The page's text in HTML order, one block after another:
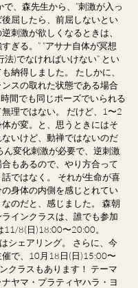
で、森先生から、”刺激が入っ
屈したら、前屈しないとい
刺激が欲しくなるときは、
ぎる。” “アサナ自体が冥想
法)でなければいけない” とい
納得しました。 たしかに、
スの取れた状態である場合
間でも同じポーズでいられる
理ではない。 だけど、1〜2
が変。と、思うときにはそ
いけど、動禅ではないのだ
ん変化刺激が必要で、逆刺激
もあるので、やり方合って
ではなく。 それが生命が喜
身体の内側を感じとれてい
のだと、感じました。 森朝
インクラスは、誰でも参加
11/8(日)18:00〜20:00。
シェアリング。 さらに、今
催で、10月18日(日)15:00〜
クラスもあります！ テーマ
ヤマ・プラティヤハラ・ヨ